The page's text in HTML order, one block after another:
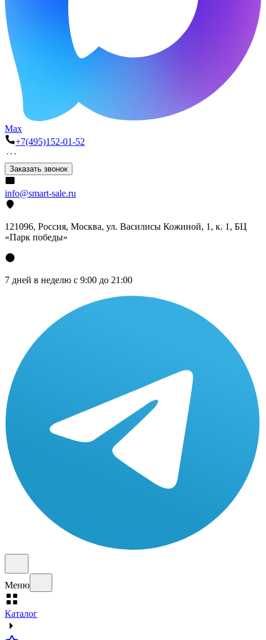
Max
+7(495)152-01-52
Заказать звонок
info@smart-sale.ru
121096, Россия, Москва, ул. Василисы Кожиной, 1, к. 1, БЦ
«Парк победы»
7 дней в неделю с 9:00 до 21:00
Меню
Каталог